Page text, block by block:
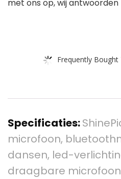
met ons op, wij antwoorden
Frequently Bought
Specificaties:
microfoon,
dansen, led-
draagbare